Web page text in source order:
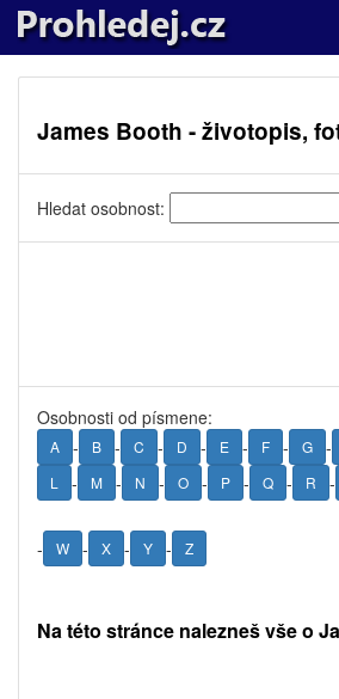
James Booth - životopis,
Hledat osobnost:
Osobnosti od písmene:
A - B - C - D - E - F - G -
L - M - N - O - P - Q - R -
- W - X - Y - Z
Na této stránce nalezneš vše o